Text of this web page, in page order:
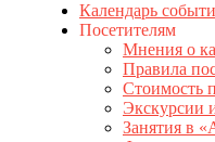
Календарь
Посетителям
Мнения о
Правила
Стоимость
Экскурсии
Занятия в